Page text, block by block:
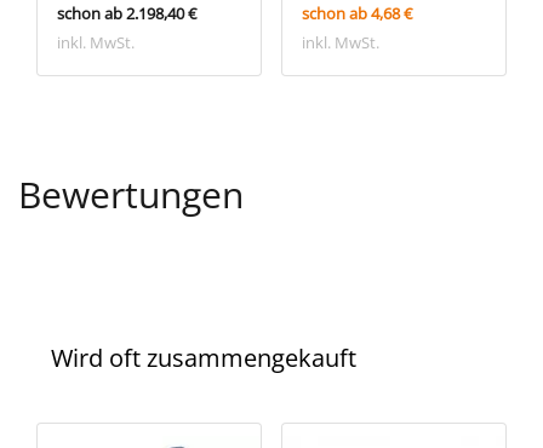
schon ab 2.198,40 €
inkl. MwSt.
schon ab 4,68 €
inkl. MwSt.
Bewertungen
Wird oft zusammengekauft